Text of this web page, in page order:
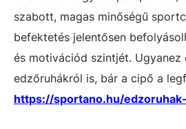
szabott, magas minőségű
befektetés jelentősen
és motivációd szintjét. Ugyanez
edzőruhákról is, bár a cipő a
https://sportano.hu/